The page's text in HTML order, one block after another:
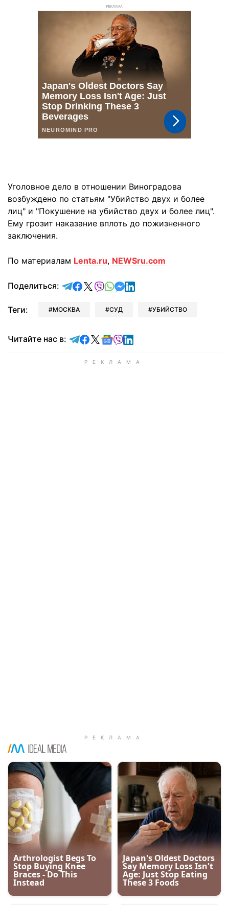
РЕКЛАМА
Уголовное дело в отношении Виноградова
возбуждено по статьям "Убийство двух и более
лиц" и "Покушение на убийство двух и более лиц".
Ему грозит наказание вплоть до пожизненного
заключения.
По материалам Lenta.ru, NEWSru.com
Поделиться: отправить в Telegram
поделиться в Facebook
поделиться в X
отправить в Viber
отправить в Whatsapp
отправить в Messenger
отправить в LinkedIn
Теги: МОСКВА СУД УБИЙСТВО
Читайте нас в: Читайте в Telegram
Читайте в Facebook
Читайте в X
Читайте в Google news
Читайте в Viber
Читайте в LinkedIn